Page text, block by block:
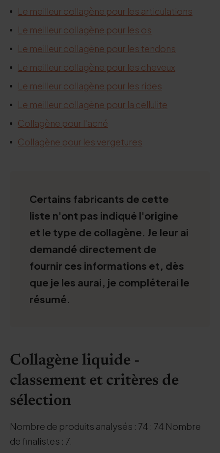
Le meilleur collagène pour les articulations
Le meilleur collagène pour les os
Le meilleur collagène pour les tendons
Le meilleur collagène pour les cheveux
Le meilleur collagène pour les rides
Le meilleur collagène pour la cellulite
Collagène pour l'acné
Collagène pour les vergetures
Certains fabricants de cette
liste n'ont pas indiqué l'origine
et le type de collagène. Je leur ai
demandé directement de
fournir ces informations et, dès
que je les aurai, je compléterai le
résumé.
Collagène liquide -
classement et critères de
sélection
Nombre de produits analysés : 74 : 74 Nombre
de finalistes : 7.